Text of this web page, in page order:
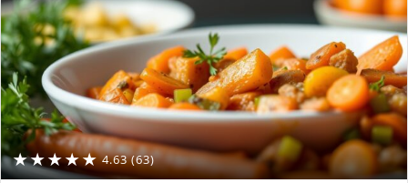
★★★★★ 4.63 (63)